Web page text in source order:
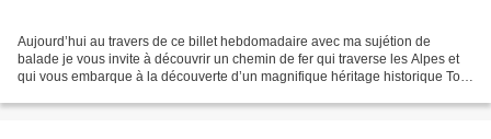
Aujourd’hui au travers de ce billet hebdomadaire avec ma sujétion de
balade je vous invite à découvrir un chemin de fer qui traverse les Alpes et
qui vous embarque à la découverte d’un magnifique héritage historique Tout